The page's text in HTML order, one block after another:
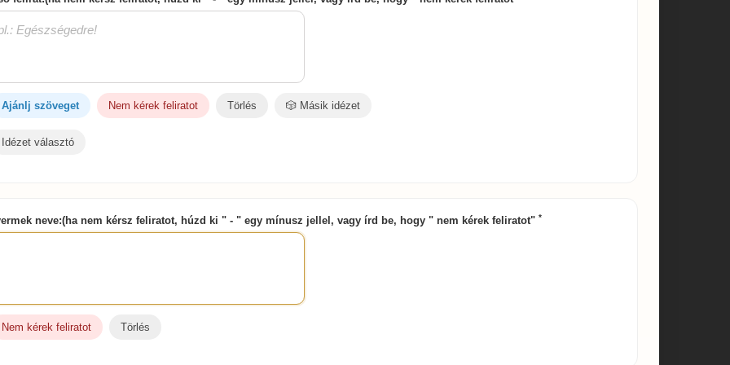
Ajánlj szöveget Nem kérek feliratot Törlés 🎲 Másik idézet
Idézet választó
neve:(ha nem kérsz feliratot, húzd ki " - " egy mínusz jellel, vagy írd be, hogy " nem kérek feliratot" *
Nem kérek feliratot Törlés